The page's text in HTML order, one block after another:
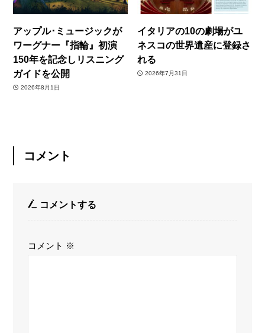
アップル･ミュージックが
ワーグナー『指輪』初演
150年を記念しリスニング
ガイドを公開
2026年8月1日
イタリアの10の劇場がユ
ネスコの世界遺産に登録さ
れる
2026年7月31日
コメント
コメントする
コメント ※